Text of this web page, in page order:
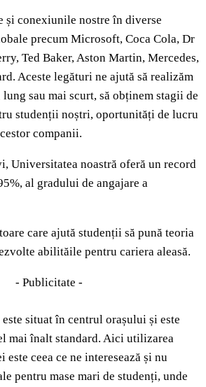
și conexiunile nostre în diverse
precum Microsoft, Coca Cola, Dr
Ted Baker, Aston Martin, Mercedes,
Aceste legături ne ajută să realizăm
sau mai scurt, să obținem stagii de
studenții noștri, oportunități de lucru
companii.
Universitatea noastră oferă un record
al gradului de angajare a
care ajută studenții să pună teoria
abilităile pentru cariera aleasă.
- Publicitate -
situat în centrul orașului și este
mai înalt standard. Aici utilizarea
ceea ce ne interesează și nu
pentru mase mari de studenți, unde